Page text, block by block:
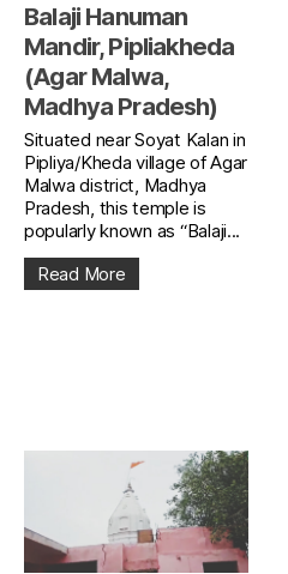
Balaji Hanuman
Mandir, Pipliakheda
(Agar Malwa,
Madhya Pradesh)
Situated near Soyat Kalan in
Pipliya/Kheda village of Agar
Malwa district, Madhya
Pradesh, this temple is
popularly known as “Balaji...
Read More